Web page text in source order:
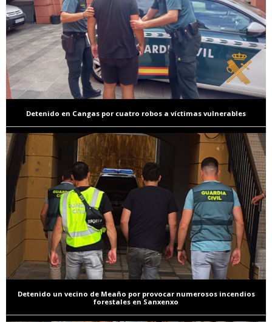
Detenido en Cangas por cuatro robos a víctimas vulnerables
Detenido un vecino de Meaño por provocar numerosos incendios
forestales en Sanxenxo